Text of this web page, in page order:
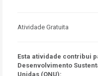
Atividade Gratuita
Esta atividade contribui
Desenvolvimento
Unidas (ONU):